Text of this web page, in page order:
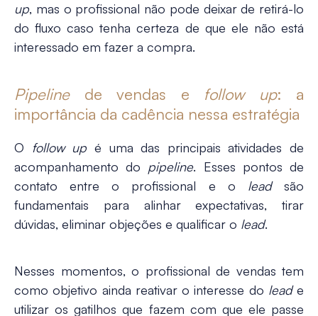
up, mas o profissional não pode deixar de retirá-lo
do fluxo caso tenha certeza de que ele não está
interessado em fazer a compra.
Pipeline de vendas e follow up: a
importância da cadência nessa estratégia
O follow up é uma das principais atividades de
acompanhamento do pipeline. Esses pontos de
contato entre o profissional e o leadsão
fundamentais para alinhar expectativas, tirar
dúvidas, eliminar objeções e qualificar o lead.
Nesses momentos, o profissional de vendas tem
como objetivo ainda reativar o interesse do leade
utilizar os gatilhos que fazem com que ele passe